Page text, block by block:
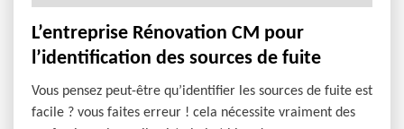
L’entreprise Rénovation CM pour
l’identification des sources de fuite
Vous pensez peut-être qu’identifier les sources de fuite est
facile ? vous faites erreur ! cela nécessite vraiment des